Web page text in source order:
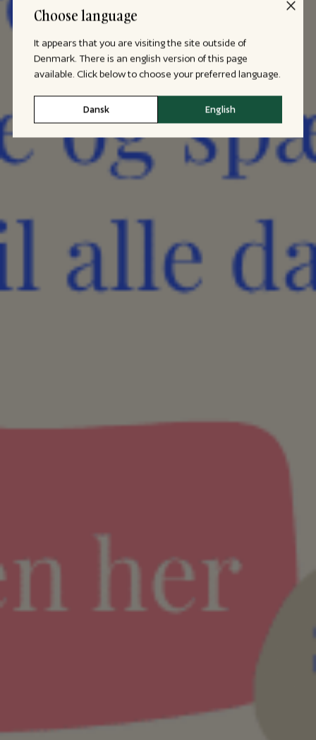
Choose language
It appears that you are visiting the site outside of
Denmark. There is an english version of this page
available. Click below to choose your preferred language.
Dansk English